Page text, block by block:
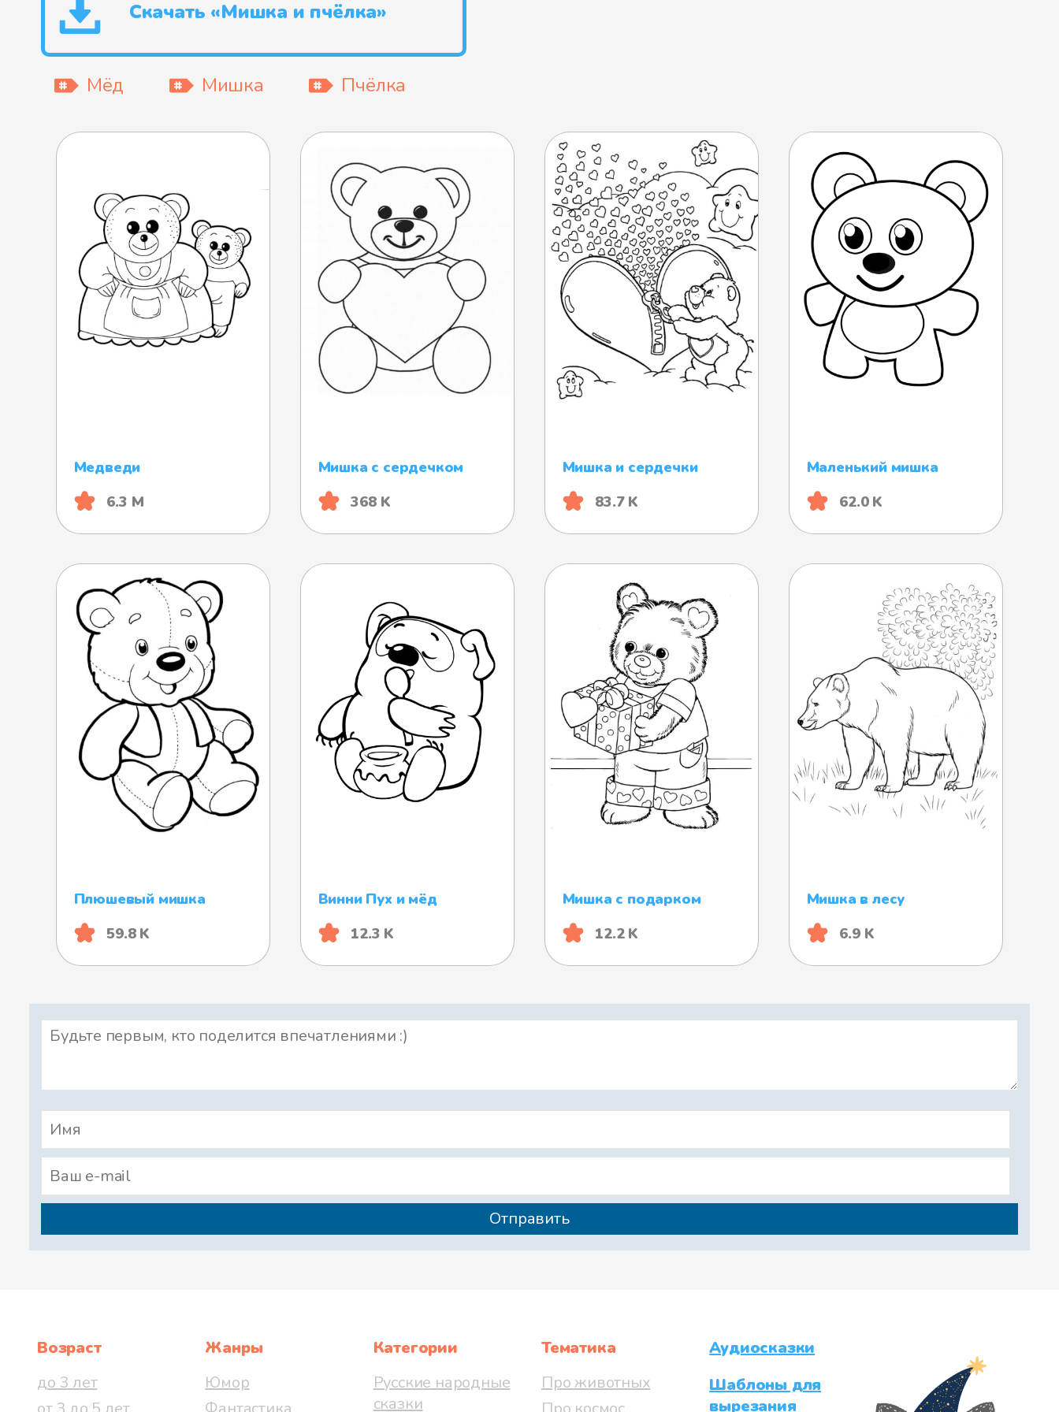
Скачать «Мишка и пчёлка»
Мёд Мишка Пчёлка
Медведи
6.3 М
Мишка с сердечком
368 K
Мишка и сердечки
83.7 K
Маленький мишка
62.0 K
Плюшевый мишка
59.8 K
Винни Пух и мёд
12.3 K
Мишка с подарком
12.2 K
Мишка в лесу
6.9 K
Возраст
до 3 лет
Жанры
Юмор
Категории
Русские народные
сказки
Тематика
Про животных
Аудиосказки
Шаблоны для
вырезания